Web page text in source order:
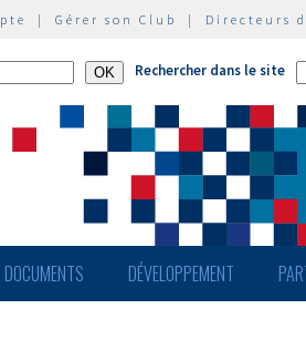
| Gérer son Club | Directeurs
Rechercher dans le site
DOCUMENTS DÉVELOPPEMENT